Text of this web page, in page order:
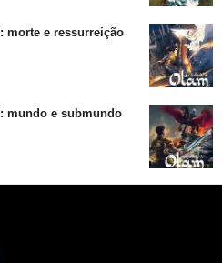
morte e ressurreição
mundo e submundo